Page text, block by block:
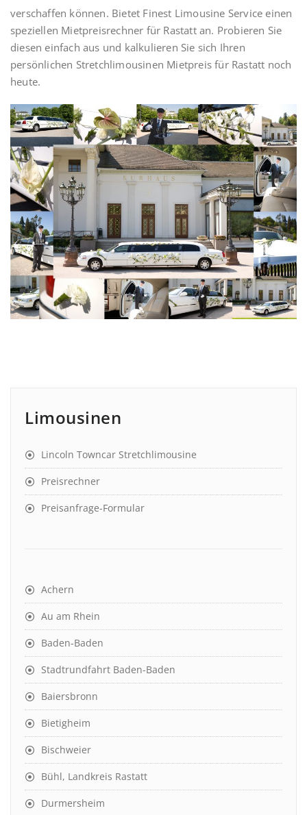
verschaffen können. Bietet Finest Limousine Service einen
speziellen Mietpreisrechner für Rastatt an. Probieren Sie
diesen einfach aus und kalkulieren Sie sich Ihren
persönlichen Stretchlimousinen Mietpreis für Rastatt noch
heute.
Limousinen
Lincoln Towncar Stretchlimousine
Preisrechner
Preisanfrage-Formular
Achern
Au am Rhein
Baden-Baden
Stadtrundfahrt Baden-Baden
Baiersbronn
Bietigheim
Bischweier
Bühl, Landkreis Rastatt
Durmersheim